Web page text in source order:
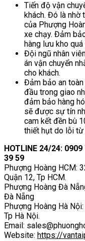
Tiến độ vận
khách. Đó là
của Phượng
xe chạy. Đảm
hàng lưu kho
Đội ngũ nhân
án vận chuyển
cho khách.
Đảm bảo an toàn
đầu trong giao
đảm bảo hàng
sẽ được sự tín
cam kết đền bù
thiết hụt do lỗi từ
HOTLINE 24/24:
39 59
Phượng Hoàng HCM:
Quận 12, Tp HCM.
Phượng Hoàng Đà
Đà Nẵng
Phượng Hoàng Hà
Tp Hà Nội.
Email:
Website: https://